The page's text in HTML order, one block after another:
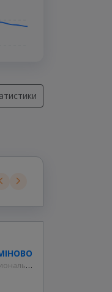
Новости/СМИ, Региональные